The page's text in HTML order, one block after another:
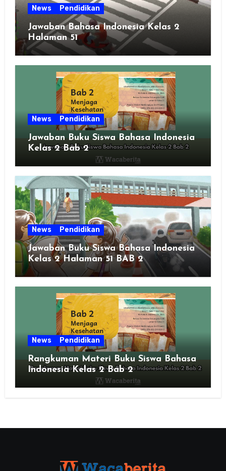
News Pendidikan
Jawaban Bahasa Indonesia Kelas 2
Halaman 51
News Pendidikan
Jawaban Buku Siswa Bahasa Indonesia
Kelas 2 Bab 2
News Pendidikan
Jawaban Buku Siswa Bahasa Indonesia
Kelas 2 Halaman 51 BAB 2
News Pendidikan
Rangkuman Materi Buku Siswa Bahasa
Indonesia Kelas 2 Bab 2